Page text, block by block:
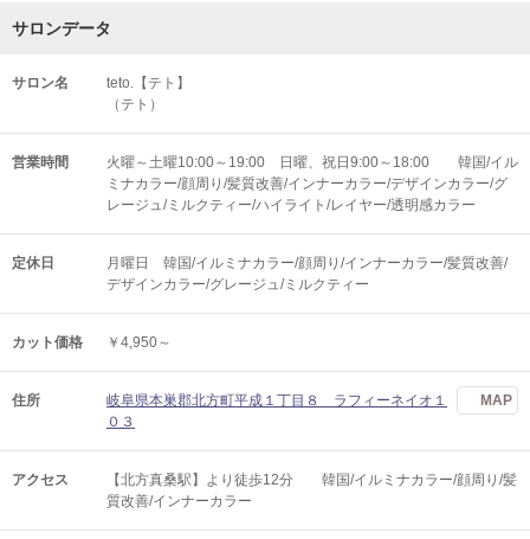
サロンデータ
サロン名
teto.【テト】
（テト）
営業時間
火曜～土曜10:00～19:00 日曜、祝日9:00～18:00 韓国/イル
ミナカラー/顔周り/髪質改善/インナーカラー/デザインカラー/グ
レージュ/ミルクティー/ハイライト/レイヤー/透明感カラー
定休日
月曜日 韓国/イルミナカラー/顔周り/インナーカラー/髪質改善/
デザインカラー/グレージュ/ミルクティー
カット価格 ￥4,950～
住所
岐阜県本巣郡北方町平成１丁目８ ラフィーネイオ１
０３
MAP
アクセス
【北方真桑駅】より徒歩12分 韓国/イルミナカラー/顔周り/髪
質改善/インナーカラー